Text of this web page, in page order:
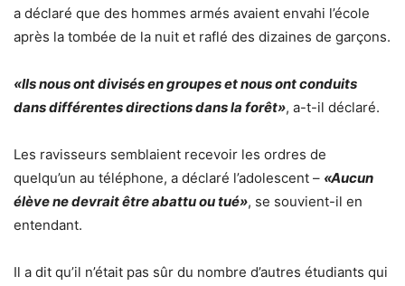
a déclaré que des hommes armés avaient envahi l’école
après la tombée de la nuit et raflé des dizaines de garçons.
«Ils nous ont divisés en groupes et nous ont conduits
dans différentes directions dans la forêt», a-t-il déclaré.
Les ravisseurs semblaient recevoir les ordres de
quelqu’un au téléphone, a déclaré l’adolescent – «Aucun
élève ne devrait être abattu ou tué», se souvient-il en
entendant.
Il a dit qu’il n’était pas sûr du nombre d’autres étudiants qui